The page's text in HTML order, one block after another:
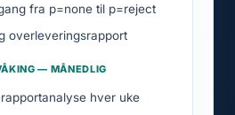
fra p=none til p=reject
overleveringsrapport
— MÅNEDLIG
hver uke